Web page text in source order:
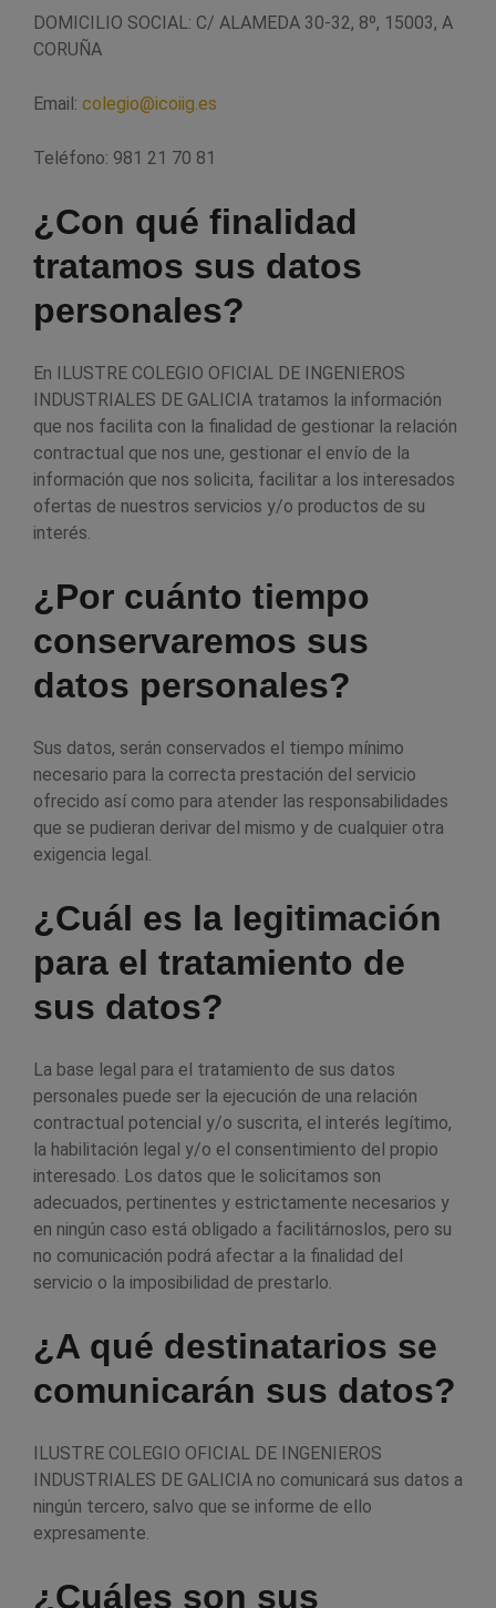
DOMICILIO SOCIAL: C/ ALAMEDA 30-32, 8º, 15003, A
CORUÑA
Email: colegio@icoiig.es
Teléfono: 981 21 70 81
¿Con qué finalidad
tratamos sus datos
personales?
En ILUSTRE COLEGIO OFICIAL DE INGENIEROS
INDUSTRIALES DE GALICIA tratamos la información
que nos facilita con la finalidad de gestionar la relación
contractual que nos une, gestionar el envío de la
información que nos solicita, facilitar a los interesados
ofertas de nuestros servicios y/o productos de su
interés.
¿Por cuánto tiempo
conservaremos sus
datos personales?
Sus datos, serán conservados el tiempo mínimo
necesario para la correcta prestación del servicio
ofrecido así como para atender las responsabilidades
que se pudieran derivar del mismo y de cualquier otra
exigencia legal.
¿Cuál es la legitimación
para el tratamiento de
sus datos?
La base legal para el tratamiento de sus datos
personales puede ser la ejecución de una relación
contractual potencial y/o suscrita, el interés legítimo,
la habilitación legal y/o el consentimiento del propio
interesado. Los datos que le solicitamos son
adecuados, pertinentes y estrictamente necesarios y
en ningún caso está obligado a facilitárnoslos, pero su
no comunicación podrá afectar a la finalidad del
servicio o la imposibilidad de prestarlo.
¿A qué destinatarios se
comunicarán sus datos?
ILUSTRE COLEGIO OFICIAL DE INGENIEROS
INDUSTRIALES DE GALICIA no comunicará sus datos a
ningún tercero, salvo que se informe de ello
expresamente.
¿Cuáles son sus